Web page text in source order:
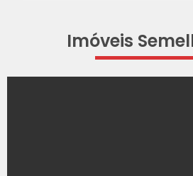
Imóveis